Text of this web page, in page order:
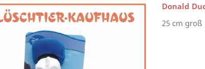
Donald
25 cm groß